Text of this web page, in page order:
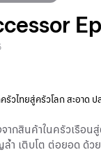
รัวไทยสู่ครัวโลก สะอา
กสินค้าในครัวเรือน
ำ เติบโต ต่อยอด ด้ว